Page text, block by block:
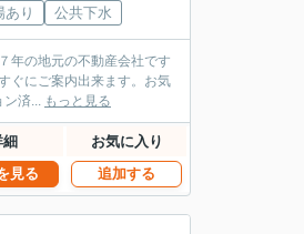
あり 公共下水
年の地元の不動産会社です
ぐにご案内出来ます。お気
ベーション済... もっと見る
細 お気に入り
見る 追加する